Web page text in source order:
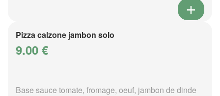
Pizza calzone jambon solo
9.00 €
Base sauce tomate, fromage, oeuf, jambon de dinde